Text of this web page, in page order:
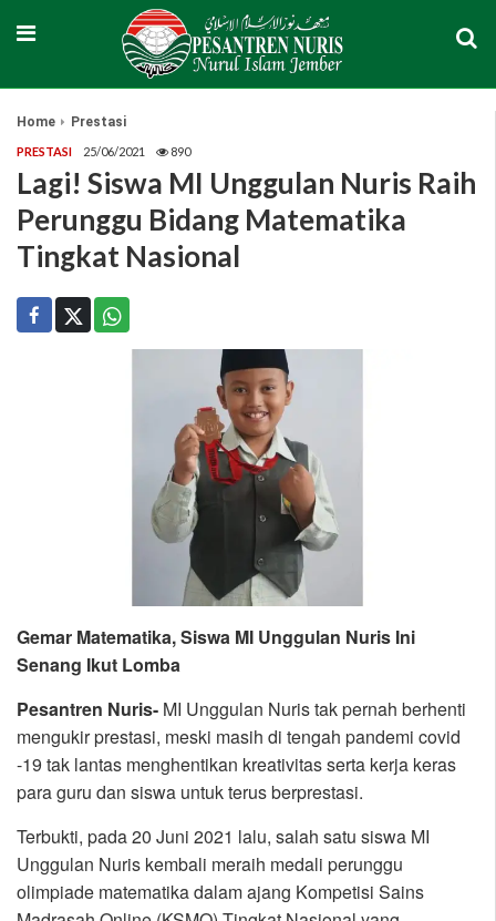
Home Prestasi
PRESTASI 25/06/2021 890
Lagi! Siswa MI Unggulan Nuris Raih
Perunggu Bidang Matematika
Tingkat Nasional
Gemar Matematika, Siswa MI Unggulan Nuris Ini
Senang Ikut Lomba
Pesantren Nuris- MI Unggulan Nuris tak pernah berhenti
mengukir prestasi, meski masih di tengah pandemi covid
-19 tak lantas menghentikan kreativitas serta kerja keras
para guru dan siswa untuk terus berprestasi.
Terbukti, pada 20 Juni 2021 lalu, salah satu siswa MI
Unggulan Nuris kembali meraih medali perunggu
olimpiade matematika dalam ajang Kompetisi Sains